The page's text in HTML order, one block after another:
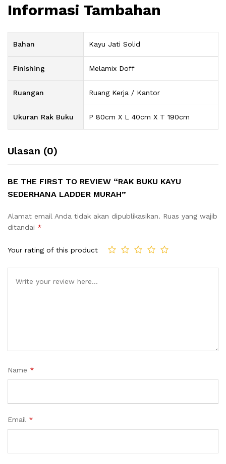
Informasi Tambahan
Bahan Kayu Jati Solid
Finishing Melamix Doff
Ruangan Ruang Kerja / Kantor
Ukuran Rak Buku P 80cm X L 40cm X T 190cm
Ulasan (0)
BE THE FIRST TO REVIEW “RAK BUKU KAYU
SEDERHANA LADDER MURAH”
Alamat email Anda tidak akan dipublikasikan. Ruas yang wajib
ditandai *
Your rating of this product
Name *
Email *